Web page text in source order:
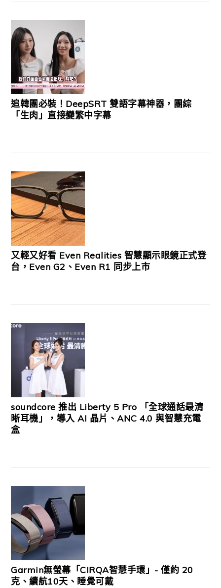
追韓團必裝！DeepSRT 雙語字幕神器，團綜
「生肉」直接變繁中字幕
又輕又好看 Even Realities 智慧顯示眼鏡正式登
台，Even G2、Even R1 同步上市
soundcore 推出 Liberty 5 Pro 「全球通話最清
晰耳機」，導入 AI 晶片、ANC 4.0 與智慧充電
盒
Garmin無螢幕「CIRQA智慧手環」- 僅約 20
克、續航10天、睡覺可戴